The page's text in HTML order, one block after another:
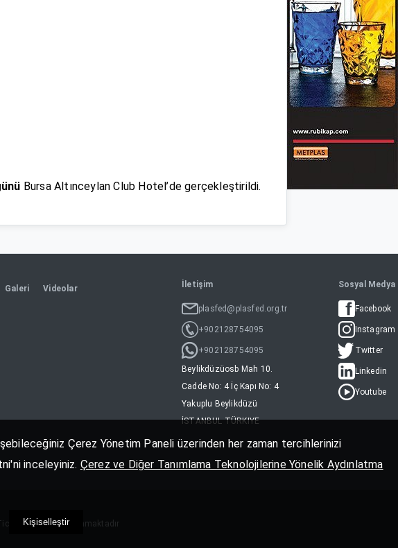
Bursa Altınceylan Club Hotel’de gerçekleştirildi.
Galeri Videolar İletişim
plasfed@plasfed.org.tr
+902128754095
+902128754095
Beylikdüzüosb Mah 10.
Cadde No: 4 İç Kapı No: 4
Yakuplu Beylikdüzü
İSTANBUL TÜRKIYE
Sosyal Medya
Facebook
Instagram
Twitter
Linkedin
Youtube
Yazılımı Kullanmaktadır
Çerez Yönetim Paneli üzerinden her zaman tercihlerinizi
inceleyiniz. Çerez ve Diğer Tanımlama Teknolojilerine Yönelik Aydınlatma
Kişiselleştir